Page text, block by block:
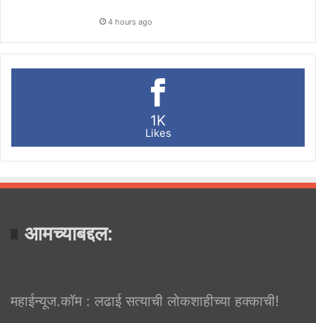
4 hours ago
1K
Likes
आमच्याबद्दल:
महाईन्यूज.कॉम : लढाई सत्याची लोकशाहीच्या हक्काची!